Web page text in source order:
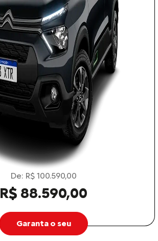
De: R$ 100.590,00
R$ 88.590,00
Garanta o seu